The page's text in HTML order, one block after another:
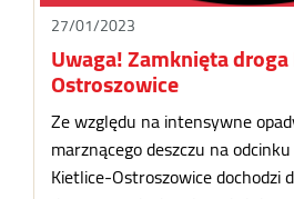
27/01/2023
Uwaga! Zamknięta
Ostroszowice
Ze względu na intensywne
marznącego deszczu na
Kietlice-Ostroszowice dochodzi